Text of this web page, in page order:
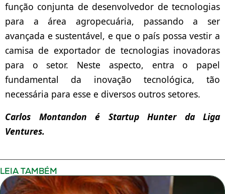
função conjunta de desenvolvedor de tecnologias
para a área agropecuária, passando a ser
avançada e sustentável, e que o país possa vestir a
camisa de exportador de tecnologias inovadoras
para o setor. Neste aspecto, entra o papel
fundamental da inovação tecnológica, tão
necessária para esse e diversos outros setores.
Carlos Montandon é Startup Hunter da Liga
Ventures.
LEIA TAMBÉM